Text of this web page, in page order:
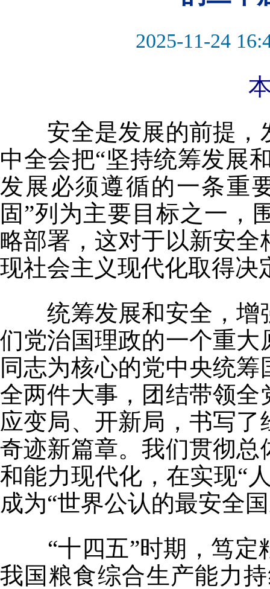
2025-11-24
安全是发展的前提，
中全会把“坚持统筹发展
发展必须遵循的一条重
固”列为主要目标之一，
略部署，这对于以新安
现社会主义现代化取得决
统筹发展和安全，增
们党治国理政的一个重
同志为核心的党中央统
全两件大事，团结带领
应变局、开新局，书写
奇迹新篇章。我们贯彻
和能力现代化，在实现“
成为“世界公认的最安全
“十四五”时期，笃定
我国粮食综合生产能力